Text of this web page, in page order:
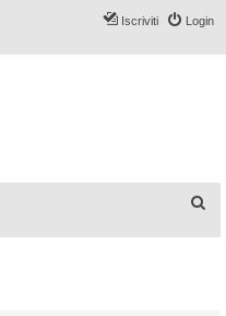
Login
Iscriviti